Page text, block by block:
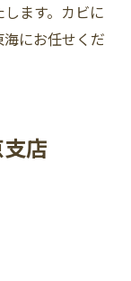
ます。カビに
にお任せくだ
店